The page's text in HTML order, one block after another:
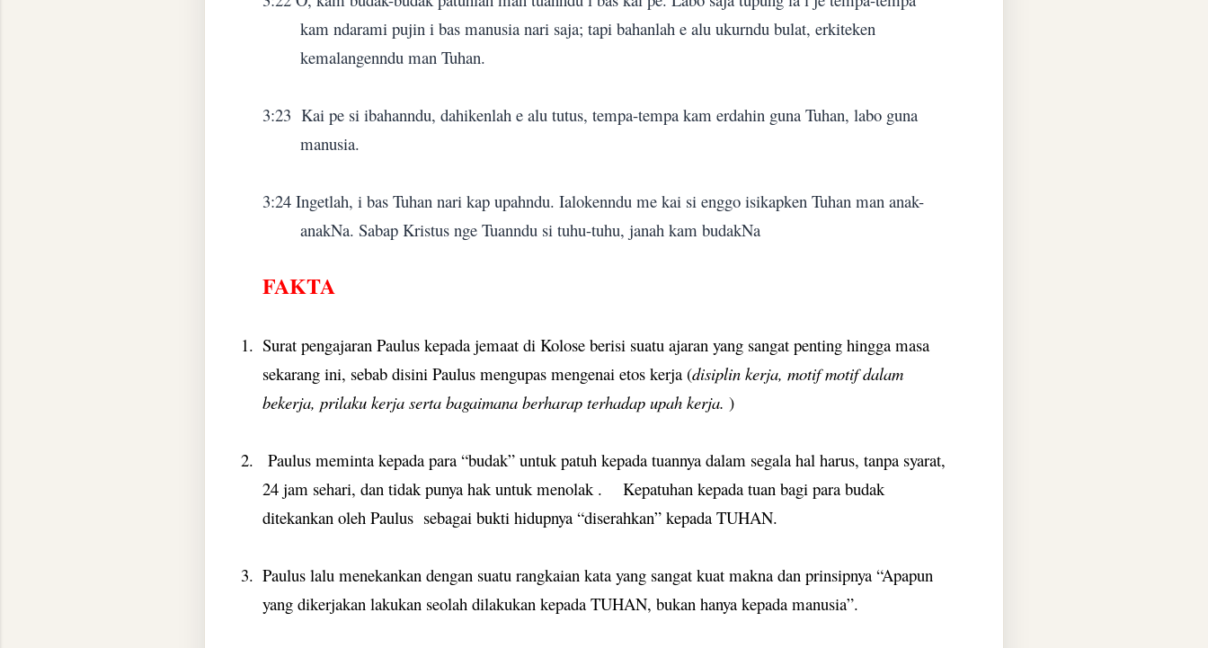
kam ndarami pujin i bas manusia nari saja; tapi bahanlah e alu ukurndu bulat, erkiteken
kemalangenndu man Tuhan.
3:23 Kai pe si ibahanndu, dahikenlah e alu tutus, tempa-tempa kam erdahin guna Tuhan, labo guna
manusia.
3:24 Ingetlah, i bas Tuhan nari kap upahndu. Ialokenndu me kai si enggo isikapken Tuhan man anak-
anakNa. Sabap Kristus nge Tuanndu si tuhu-tuhu, janah kam budakNa
FAKTA
1. Surat pengajaran Paulus kepada jemaat di Kolose berisi suatu ajaran yang sangat penting hingga masa
sekarang ini, sebab disini Paulus mengupas mengenai etos kerja (disiplin kerja, motif motif dalam
bekerja, prilaku kerja serta bagaimana berharap terhadap upah kerja. )
2.
Paulus meminta kepada para “budak” untuk patuh kepada tuannya dalam segala hal harus, tanpa syarat,
24 jam sehari, dan tidak punya hak untuk menolak .
Kepatuhan kepada tuan bagi para budak
ditekankan oleh Paulus sebagai bukti hidupnya “diserahkan” kepada TUHAN.
3. Paulus lalu menekankan dengan suatu rangkaian kata yang sangat kuat makna dan prinsipnya “Apapun
yang dikerjakan lakukan seolah dilakukan kepada TUHAN, bukan hanya kepada manusia”.